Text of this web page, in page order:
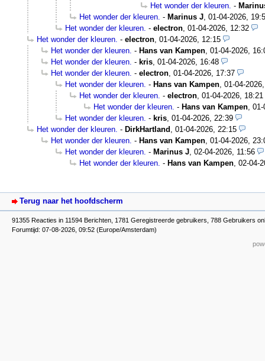
Het wonder der kleuren. -
Het wonder der kleuren. - Marinus J, 01-04-2026,
Het wonder der kleuren. - electron, 01-04-2026, 12:32
Het wonder der kleuren. - electron, 01-04-2026, 12:15
Het wonder der kleuren. - Hans van Kampen, 01-04-2026,
Het wonder der kleuren. - kris, 01-04-2026, 16:48
Het wonder der kleuren. - electron, 01-04-2026, 17:37
Het wonder der kleuren. - Hans van Kampen, 01-04-
Het wonder der kleuren. - electron, 01-04-2026, 18:21
Het wonder der kleuren. - Hans van Kampen, 01-
Het wonder der kleuren. - kris, 01-04-2026, 22:39
Het wonder der kleuren. - DirkHartland , 01-04-2026, 22:15
Het wonder der kleuren. - Hans van Kampen, 01-04-2026,
Het wonder der kleuren. - Marinus J, 02-04-2026, 11:56
Het wonder der kleuren. - Hans van Kampen, 02-04-
Terug naar het hoofdscherm
91355 Reacties in 11594 Berichten, 1781 Geregistreerde gebruikers, 788 Gebruikers
Forumtijd: 07-08-2026, 09:52 (Europe/Amsterdam)